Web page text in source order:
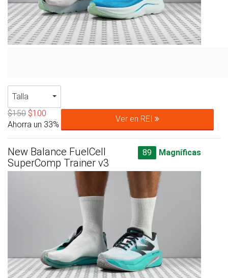
Talla
$150 $100
Ahorra un 33%
Ver en REI
New Balance FuelCell
SuperComp Trainer v3
89 Magníficas